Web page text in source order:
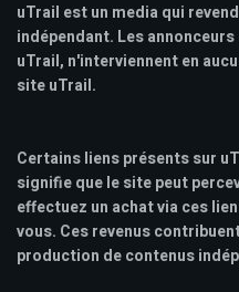
uTrail est un media qui
indépendant. Les
uTrail, n'interviennent en
site uTrail.
Certains liens présents sur
signifie que le site peut
effectuez un achat via ces
vous. Ces revenus
production de contenus